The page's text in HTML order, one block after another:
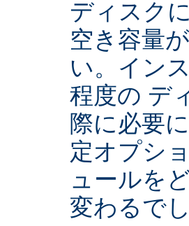
ディスク
空き容量
い。イン
程度の デ
際に必要
定オプシ
ュールを
変わるで